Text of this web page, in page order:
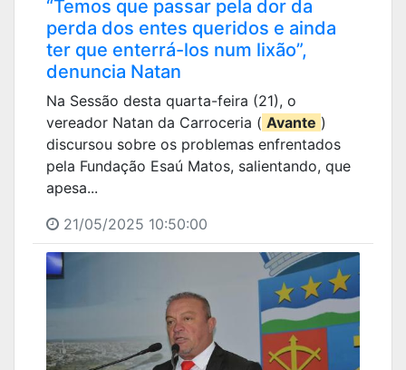
“Temos que passar pela dor da
perda dos entes queridos e ainda
ter que enterrá-los num lixão”,
denuncia Natan
Na Sessão desta quarta-feira (21), o
vereador Natan da Carroceria ( Avante )
discursou sobre os problemas enfrentados
pela Fundação Esaú Matos, salientando, que
apesa...
21/05/2025 10:50:00